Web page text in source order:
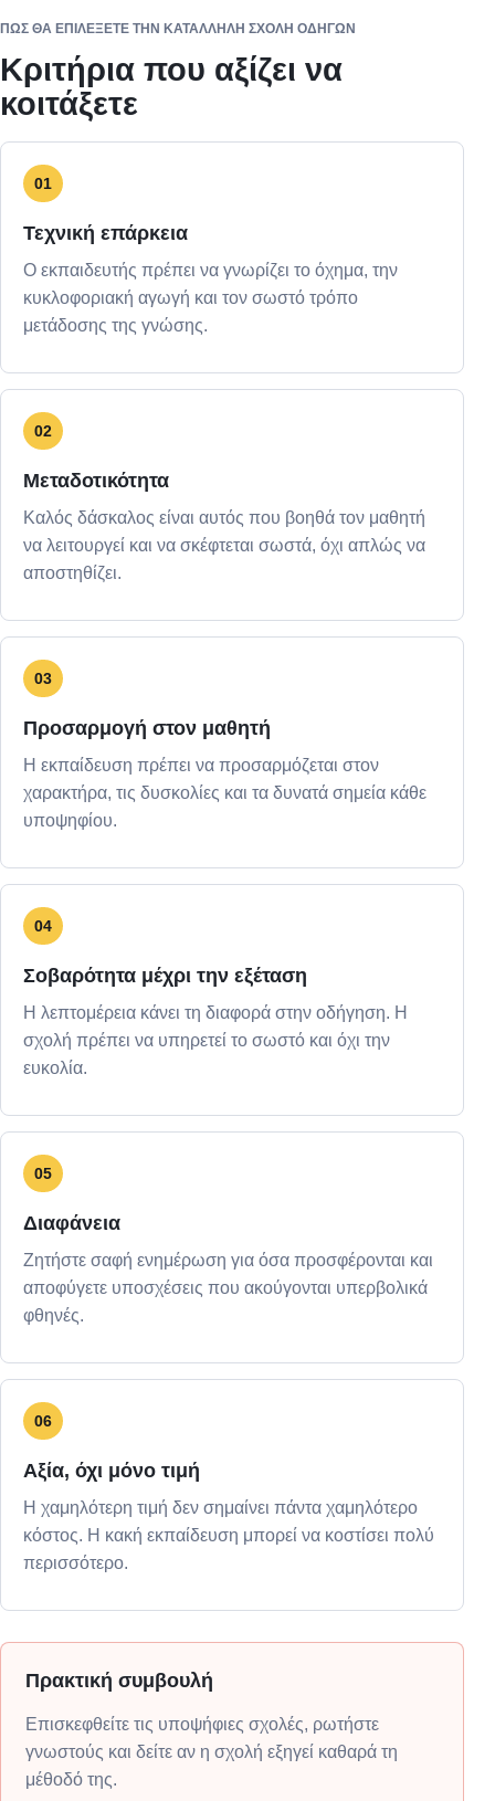
ΠΏΣ ΘΑ ΕΠΙΛΈΞΕΤΕ ΤΗΝ ΚΑΤΆΛΛΗΛΗ ΣΧΟΛΉ ΟΔΗΓΏΝ
Κριτήρια που αξίζει να
κοιτάξετε
01
Τεχνική επάρκεια
Ο εκπαιδευτής πρέπει να γνωρίζει το όχημα, την
κυκλοφοριακή αγωγή και τον σωστό τρόπο
μετάδοσης της γνώσης.
02
Μεταδοτικότητα
Καλός δάσκαλος είναι αυτός που βοηθά τον μαθητή
να λειτουργεί και να σκέφτεται σωστά, όχι απλώς να
αποστηθίζει.
03
Προσαρμογή στον μαθητή
Η εκπαίδευση πρέπει να προσαρμόζεται στον
χαρακτήρα, τις δυσκολίες και τα δυνατά σημεία κάθε
υποψηφίου.
04
Σοβαρότητα μέχρι την εξέταση
Η λεπτομέρεια κάνει τη διαφορά στην οδήγηση. Η
σχολή πρέπει να υπηρετεί το σωστό και όχι την
ευκολία.
05
Διαφάνεια
Ζητήστε σαφή ενημέρωση για όσα προσφέρονται και
αποφύγετε υποσχέσεις που ακούγονται υπερβολικά
φθηνές.
06
Αξία, όχι μόνο τιμή
Η χαμηλότερη τιμή δεν σημαίνει πάντα χαμηλότερο
κόστος. Η κακή εκπαίδευση μπορεί να κοστίσει πολύ
περισσότερο.
Πρακτική συμβουλή
Επισκεφθείτε τις υποψήφιες σχολές, ρωτήστε
γνωστούς και δείτε αν η σχολή εξηγεί καθαρά τη
μέθοδό της.